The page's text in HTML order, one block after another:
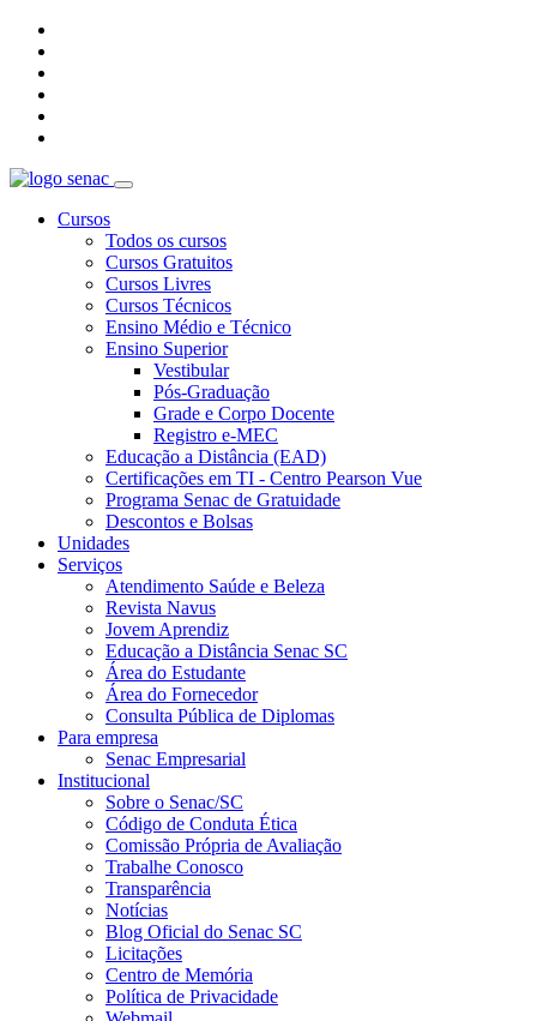
Cursos
Todos os cursos
Cursos Gratuitos
Cursos Livres
Cursos Técnicos
Ensino Médio e Técnico
Ensino Superior
Vestibular
Pós-Graduação
Grade e Corpo Docente
Registro e-MEC
Educação a Distância (EAD)
Certificações em TI - Centro Pearson Vue
Programa Senac de Gratuidade
Descontos e Bolsas
Unidades
Serviços
Atendimento Saúde e Beleza
Revista Navus
Jovem Aprendiz
Educação a Distância Senac SC
Área do Estudante
Área do Fornecedor
Consulta Pública de Diplomas
Para empresa
Senac Empresarial
Institucional
Sobre o Senac/SC
Código de Conduta Ética
Comissão Própria de Avaliação
Trabalhe Conosco
Transparência
Notícias
Blog Oficial do Senac SC
Licitações
Centro de Memória
Política de Privacidade